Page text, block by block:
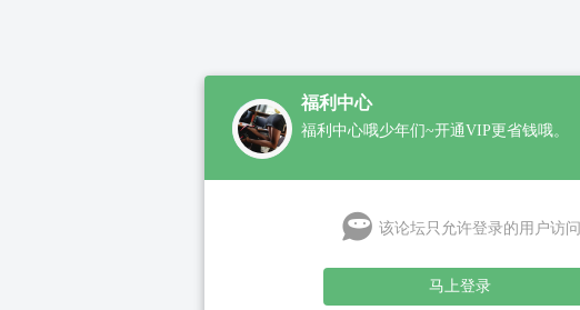
福利中心
福利中心哦少年们~开通VIP更省钱哦。
该论坛只允许登录的用户访问
马上登录